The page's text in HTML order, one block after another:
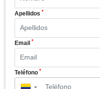
Apellidos *
Email *
Teléfono *
▼